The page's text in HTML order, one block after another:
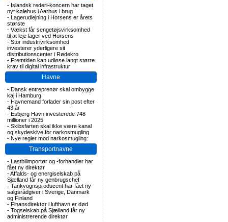
- Islandsk rederi-koncern har taget
nyt kølehus i Aarhus i brug
- Lagerudlejning i Horsens er årets
største
- Vækst får sengetøjsvirksomhed
til at leje lager ved Horsens
- Stor industrivirksomhed
investerer yderligere sit
distributionscenter i Rødekro
- Fremtiden kan udløse langt større
krav til digital infrastruktur
Havne
- Dansk entreprenør skal ombygge
kaj i Hamburg
- Havnemand forlader sin post efter
43 år
- Esbjerg Havn investerede 748
millioner i 2025
- Skibsfarten skal ikke være kanal
og skydeskive for narkosmugling
- Nye regler mod narkosmugling:
Transportnavne
- Lastbilimportør og -forhandler har
fået ny direktør
-Affalds- og energiselskab på
Sjælland får ny genbrugschef
- Tankvognsproducent har fået ny
salgsrådgiver i Sverige, Danmark
og Finland
- Finansdirektør i lufthavn er død
- Togselskab på Sjælland får ny
administrerende direktør